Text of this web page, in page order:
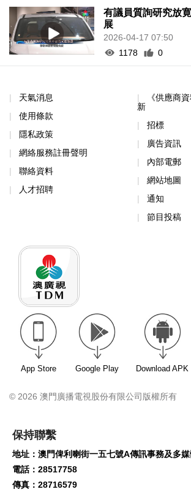
有議員質詢研究放
展
2026-04-17 07:50
1178
0
天氣消息
使用條款
隱私政策
網絡服務註冊聲明
聯絡資料
人才招聘
《供應商
新
招標
廣告資訊
內部電郵
網站地圖
通知
節目投稿
App Store Google Play Download APK
© 2026 澳門廣播電視股份有限公司版權所有
保持聯繫
地址：澳門俾利喇街一五七號A傳訊事務及多
電話：28517758
傳真：28716579